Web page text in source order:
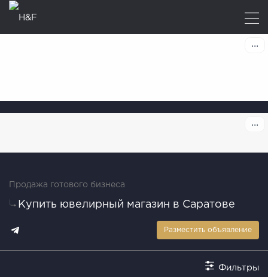
Продажа готового бизнеса
Купить ювелирный магазин в Саратове
Разместить объявление
Фильтры